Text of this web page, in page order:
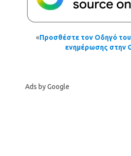
«Προσθέστε τον Οδηγό
ενημέρωσης στην
Ads by Google